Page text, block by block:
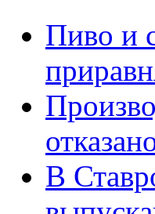
Пиво и
В